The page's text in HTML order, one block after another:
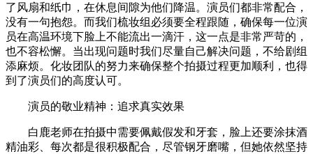
了风扇和纸巾，在休息间隙为他们降温。演员们都非常配合，
没有一句抱怨。而我们梳妆组必须要全程跟随，确保每一位演
员在高温环境下脸上不能流出一滴汗，这一点是非常严苛的，
也不容松懈。当出现问题时我们尽量自己解决问题，不给剧组
添麻烦。化妆团队的努力来确保整个拍摄过程更加顺利，也得
到了演员们的高度认可。
演员的敬业精神：追求真实效果
白鹿老师在拍摄中需要佩戴假发和牙套，脸上还要涂抹酒
精油彩、每次都是很积极配合，尽管钢牙磨嘴，但她依然坚持